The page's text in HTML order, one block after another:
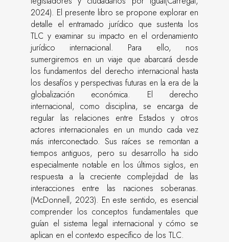
2024). El presente libro se propone explorar en
detalle el entramado jurídico que sustenta los
TLC y examinar su impacto en el ordenamiento
jurídico internacional. Para ello, nos
sumergiremos en un viaje que abarcará desde
los fundamentos del derecho internacional hasta
los desafíos y perspectivas futuras en la era de la
globalización económica. El derecho
internacional, como disciplina, se encarga de
regular las relaciones entre Estados y otros
actores internacionales en un mundo cada vez
más interconectado. Sus raíces se remontan a
tiempos antiguos, pero su desarrollo ha sido
especialmente notable en los últimos siglos, en
respuesta a la creciente complejidad de las
interacciones entre las naciones soberanas.
(McDonnell, 2023). En este sentido, es esencial
comprender los conceptos fundamentales que
guían el sistema legal internacional y cómo se
aplican en el contexto específico de los TLC.